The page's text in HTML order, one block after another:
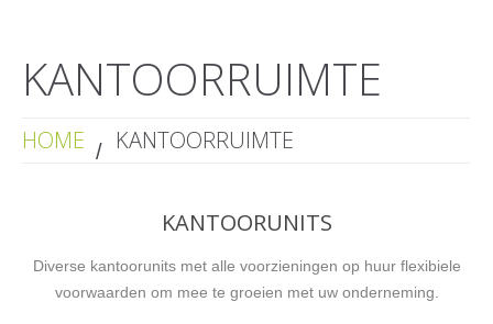
KANTOORRUIMTE
HOME KANTOORRUIMTE
KANTOORUNITS
Diverse kantoorunits met alle voorzieningen op huur flexibiele
voorwaarden om mee te groeien met uw onderneming.